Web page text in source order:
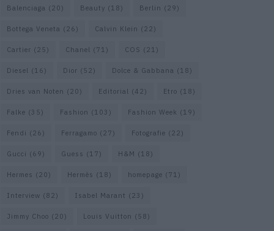
Balenciaga (20) Beauty (18) Berlin (29)
Bottega Veneta (26) Calvin Klein (22)
Cartier (25) Chanel (71) COS (21)
Diesel (16) Dior (52) Dolce & Gabbana (18)
Dries van Noten (20) Editorial (42) Etro (18)
Falke (35) Fashion (103) Fashion Week (19)
Fendi (26) Ferragamo (27) Fotografie (22)
Gucci (69) Guess (17) H&M (18)
Hermes (20) Hermès (18) homepage (71)
Interview (82) Isabel Marant (23)
Jimmy Choo (20) Louis Vuitton (58)